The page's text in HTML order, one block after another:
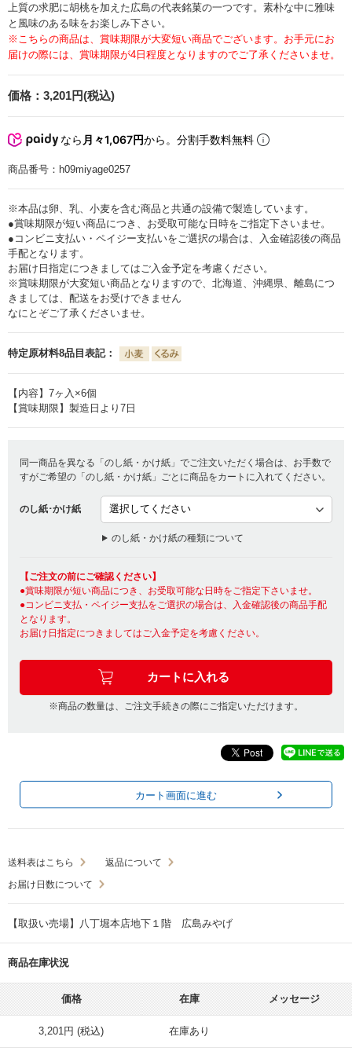
上質の求肥に胡桃を加えた広島の代表銘菓の一つです。素朴な中に雅味
と風味のある味をお楽しみ下さい。
※こちらの商品は、賞味期限が大変短い商品でございます。お手元にお
届けの際には、賞味期限が4日程度となりますのでご了承くださいませ。
価格： 3,201円(税込)
なら 月々1,067円から。分割手数料無料
商品番号： h09miyage0257
※本品は卵、乳、小麦を含む商品と共通の設備で製造しています。
●賞味期限が短い商品につき、お受取可能な日時をご指定下さいませ。
●コンビニ支払い・ペイジー支払いをご選択の場合は、入金確認後の商品
手配となります。
お届け日指定につきましてはご入金予定を考慮ください。
※賞味期限が大変短い商品となりますので、北海道、沖縄県、離島につ
きましては、配送をお受けできません
なにとぞご了承くださいませ。
特定原材料8品目表記：
【内容】7ヶ入×6個
【賞味期限】製造日より7日
同一商品を異なる「のし紙・かけ紙」でご注文いただく場合は、お手数で
すがご希望の「のし紙・かけ紙」ごとに商品をカートに入れてください。
のし紙･かけ紙
のし紙・かけ紙の種類について
【ご注文の前にご確認ください】
●賞味期限が短い商品につき、お受取可能な日時をご指定下さいませ。
●コンビニ支払・ペイジー支払をご選択の場合は、入金確認後の商品手配
となります。
お届け日指定につきましてはご入金予定を考慮ください。
※商品の数量は、ご注文手続きの際にご指定いただけます。
カート画面に進む
送料表はこちら
返品について
お届け日数について
【取扱い売場】八丁堀本店地下１階 広島みやげ
商品在庫状況
価格 在庫 メッセージ
3,201円 (税込) 在庫あり